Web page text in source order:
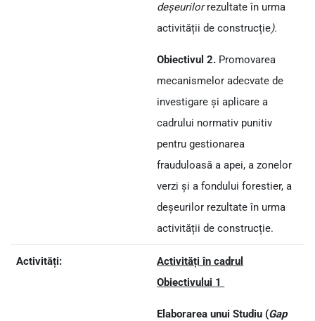
deșeurilorrezultate în urma
activității de construcție).
Obiectivul 2. Promovarea
mecanismelor adecvate de
investigare și aplicare a
cadrului normativ punitiv
pentru gestionarea
frauduloasă a apei, a zonelor
verzi și a fondului forestier, a
deșeurilor rezultate în urma
activității de construcție.
Activități:
Activități în cadrul
Obiectivului 1
Elaborarea unuiStudiu (Gap